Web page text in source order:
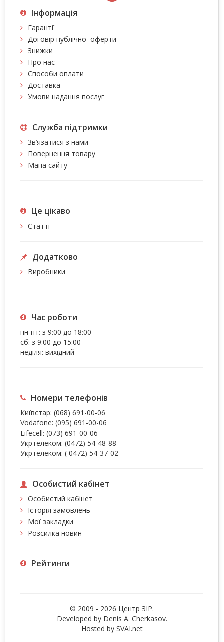
Інформація
Гарантії
Договір публічної оферти
Знижки
Про нас
Способи оплати
Доставка
Умови надання послуг
Служба підтримки
Зв’язатися з нами
Повернення товару
Мапа сайту
Це цiкаво
Статті
Додатково
Виробники
Час роботи
пн-пт: з 9:00 до 18:00
сб: з 9:00 до 15:00
неділя: вихідний
Номери телефонів
Київстар: (068) 691-00-06
Vodafone: (095) 691-00-06
Lifecell: (073) 691-00-06
Укртелеком: (0472) 54-48-88
Укртелеком: ( 0472) 54-37-02
Особистий кабінет
Особистий кабінет
Історія замовлень
Мої закладки
Розсилка новин
Рейтинги
© 2009 - 2026 Центр ЗIР.
Developed by Denis A. Cherkasov.
Hosted by SVAI.net